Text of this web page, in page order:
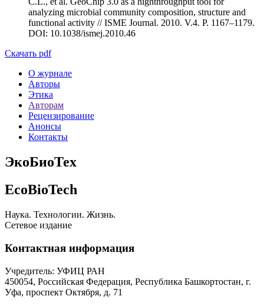
analyzing microbial community composition, structure and
functional activity // ISME Journal. 2010. V.4. P. 1167–1179.
DOI: 10.1038/ismej.2010.46
Скачать pdf
О журнале
Авторы
Этика
Авторам
Рецензирование
Анонсы
Контакты
ЭкоБиоТех
EcoBioTech
Наука. Технологии. Жизнь.
Сетевое издание
Контактная информация
Учредитель: УФИЦ РАН
450054, Российская Федерация, Республика Башкортостан, г.
Уфа, проспект Октября, д. 71